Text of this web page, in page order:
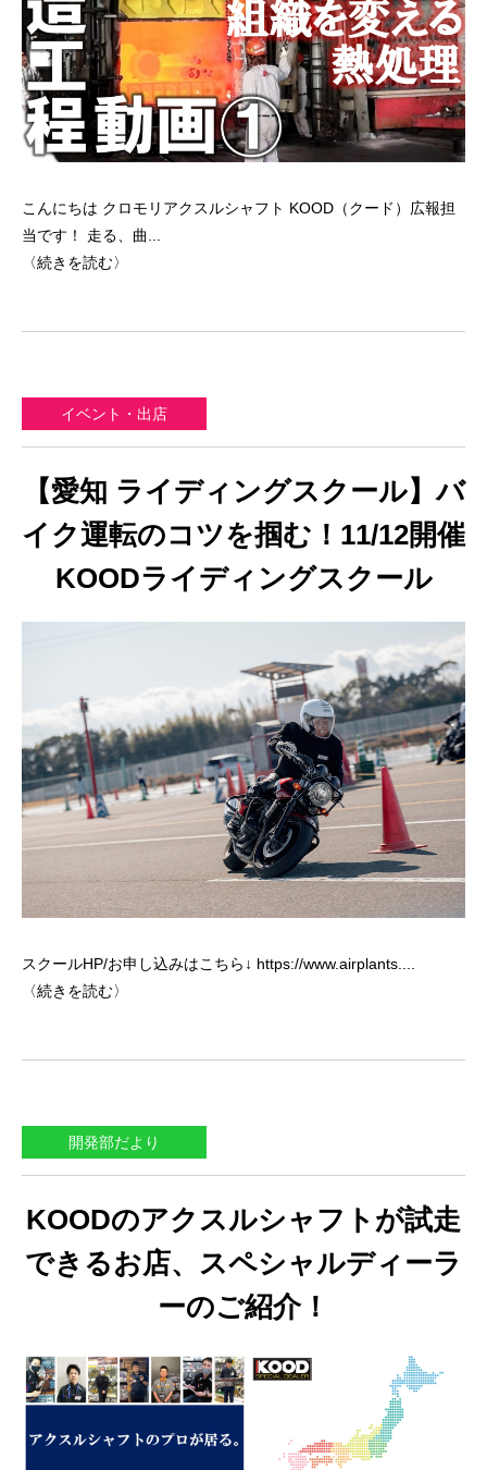
こんにちは クロモリアクスルシャフト KOOD（クード）広報担
当です！ 走る、曲...
〈続きを読む〉
イベント・出店
【愛知 ライディングスクール】バ
イク運転のコツを掴む！11/12開催
KOODライディングスクール
スクールHP/お申し込みはこちら↓ https://www.airplants....
〈続きを読む〉
開発部だより
KOODのアクスルシャフトが試走
できるお店、スペシャルディーラ
ーのご紹介！